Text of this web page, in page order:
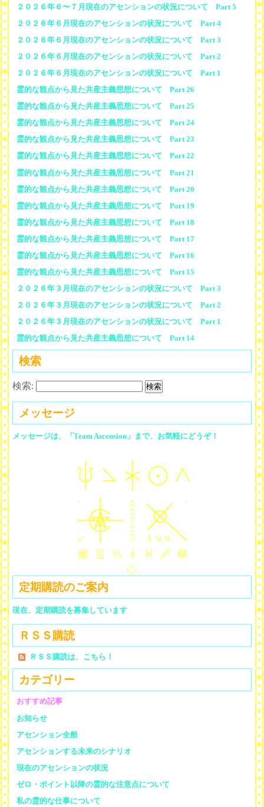
２０２６年６〜７月現在のアセンションの状況について Part 5
２０２６年６月現在のアセンションの状況について Part 4
２０２６年６月現在のアセンションの状況について Part 3
２０２６年６月現在のアセンションの状況について Part 2
２０２６年６月現在のアセンションの状況について Part 1
霊的な観点から見た共産主義思想について Part 26
霊的な観点から見た共産主義思想について Part 25
霊的な観点から見た共産主義思想について Part 24
霊的な観点から見た共産主義思想について Part 23
霊的な観点から見た共産主義思想について Part 22
霊的な観点から見た共産主義思想について Part 21
霊的な観点から見た共産主義思想について Part 20
霊的な観点から見た共産主義思想について Part 19
霊的な観点から見た共産主義思想について Part 18
霊的な観点から見た共産主義思想について Part 17
霊的な観点から見た共産主義思想について Part 16
霊的な観点から見た共産主義思想について Part 15
２０２６年３月現在のアセンションの状況について Part 3
２０２６年３月現在のアセンションの状況について Part 2
２０２６年３月現在のアセンションの状況について Part 1
霊的な観点から見た共産主義思想について Part 14
検索
検索:
メッセージ
メッセージは、「Team Ascension」まで、お気軽にどうぞ！
定期購読のご案内
現在、定期購読を募集しています
ＲＳＳ購読
ＲＳＳ購読は、こちら！
カテゴリー
おすすめ記事
お知らせ
アセンション全般
アセンションする未来のシナリオ
現在のアセンションの状況
ゼロ・ポイント以降の霊的な注意点について
私の霊的な仕事について